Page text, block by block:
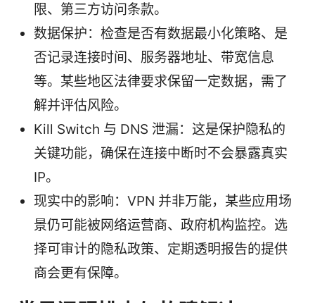
限、第三方访问条款。
数据保护：检查是否有数据最小化策略、是
否记录连接时间、服务器地址、带宽信息
等。某些地区法律要求保留一定数据，需了
解并评估风险。
Kill Switch 与 DNS 泄漏：这是保护隐私的
关键功能，确保在连接中断时不会暴露真实
IP。
现实中的影响：VPN 并非万能，某些应用场
景仍可能被网络运营商、政府机构监控。选
择可审计的隐私政策、定期透明报告的提供
商会更有保障。